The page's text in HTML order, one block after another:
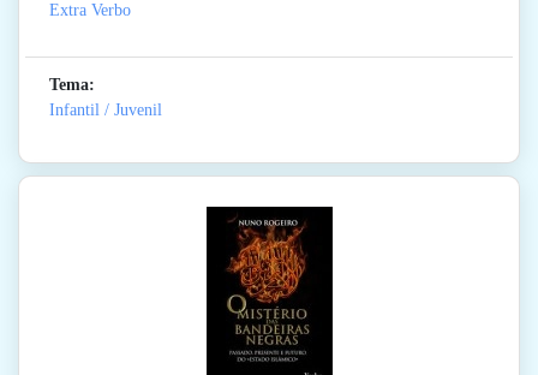
Extra Verbo
Tema:
Infantil / Juvenil